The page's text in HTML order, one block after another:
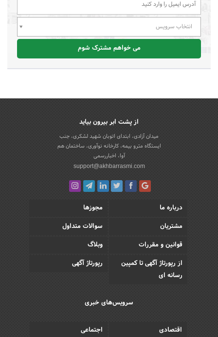
انتخاب سرویس
می خواهم مشترک شوم
از پشت ابر بیرون بیاید
میدان آزادی، ابتدای اتوبان شهید لشکری، جنب
ایستگاه مترو بیمه، کارخانه نوآوری، ساختمان هم
آوا، اخباررسمی
support@akhbarrasmi.com
درباره ما
مجوزها
مشتریان
سوالات متداول
قوانین و مقررات
وبلاگ
از رپورتاژ آگهی تا کمپین
رسانه ای
رپورتاژ آگهی
سرویس‌های خبری
اقتصادی اجتماعی